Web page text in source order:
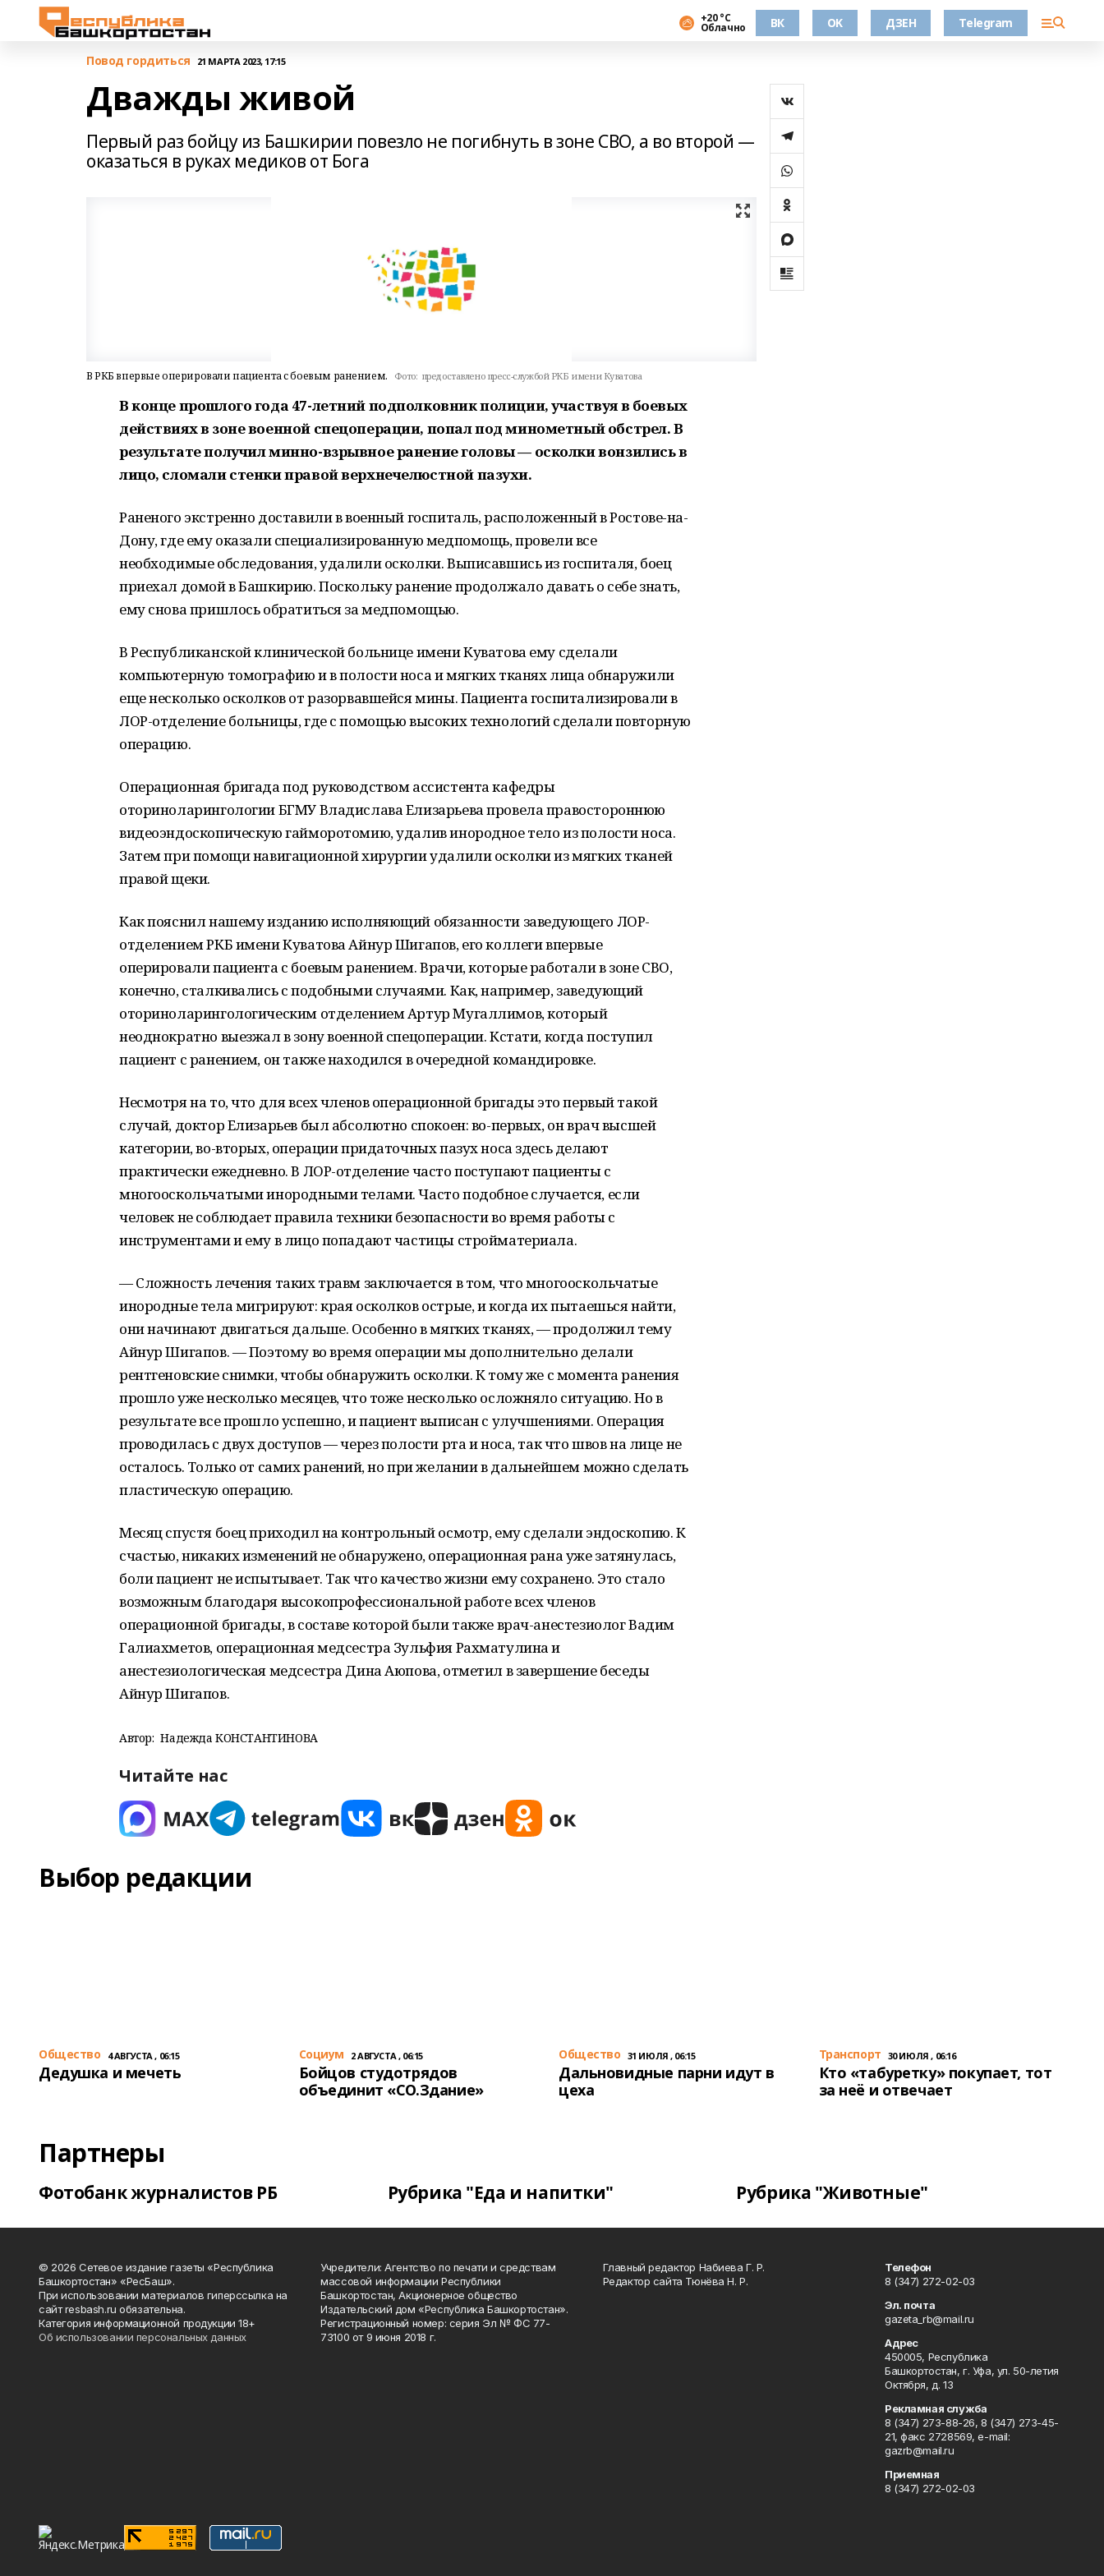
+20 °С
Облачно ВК OK ДЗЕН Telegram
Повод гордиться 21 МАРТА 2023, 17:15
Дважды живой
Первый раз бойцу из Башкирии повезло не погибнуть в зоне СВО, а во второй —
оказаться в руках медиков от Бога
В РКБ впервые оперировали пациента с боевым ранением. Фото: предоставлено пресс-службой РКБ имени Куватова
В конце прошлого года 47-летний подполковник полиции, участвуя в боевых
действиях в зоне военной спецоперации, попал под минометный обстрел. В
результате получил минно-взрывное ранение головы — осколки вонзились в
лицо, сломали стенки правой верхнечелюстной пазухи.
Раненого экстренно доставили в военный госпиталь, расположенный в Ростове-на-
Дону, где ему оказали специализированную медпомощь, провели все
необходимые обследования, удалили осколки. Выписавшись из госпиталя, боец
приехал домой в Башкирию. Поскольку ранение продолжало давать о себе знать,
ему снова пришлось обратиться за медпомощью.
В Республиканской клинической больнице имени Куватова ему сделали
компьютерную томографию и в полости носа и мягких тканях лица обнаружили
еще несколько осколков от разорвавшейся мины. Пациента госпитализировали в
ЛОР-отделение больницы, где с помощью высоких технологий сделали повторную
операцию.
Операционная бригада под руководством ассистента кафедры
оториноларингологии БГМУ Владислава Елизарьева провела правостороннюю
видеоэндоскопическую гайморотомию, удалив инородное тело из полости носа.
Затем при помощи навигационной хирургии удалили осколки из мягких тканей
правой щеки.
Как пояснил нашему изданию исполняющий обязанности заведующего ЛОР-
отделением РКБ имени Куватова Айнур Шигапов, его коллеги впервые
оперировали пациента с боевым ранением. Врачи, которые работали в зоне СВО,
конечно, сталкивались с подобными случаями. Как, например, заведующий
оториноларингологическим отделением Артур Мугаллимов, который
неоднократно выезжал в зону военной спецоперации. Кстати, когда поступил
пациент с ранением, он также находился в очередной командировке.
Несмотря на то, что для всех членов операционной бригады это первый такой
случай, доктор Елизарьев был абсолютно спокоен: во-первых, он врач высшей
категории, во-вторых, операции придаточных пазух носа здесь делают
практически ежедневно. В ЛОР-отделение часто поступают пациенты с
многооскольчатыми инородными телами. Часто подобное случается, если
человек не соблюдает правила техники безопасности во время работы с
инструментами и ему в лицо попадают частицы стройматериала.
— Сложность лечения таких травм заключается в том, что многооскольчатые
инородные тела мигрируют: края осколков острые, и когда их пытаешься найти,
они начинают двигаться дальше. Особенно в мягких тканях, — продолжил тему
Айнур Шигапов. — Поэтому во время операции мы дополнительно делали
рентгеновские снимки, чтобы обнаружить осколки. К тому же с момента ранения
прошло уже несколько месяцев, что тоже несколько осложняло ситуацию. Но в
результате все прошло успешно, и пациент выписан с улучшениями. Операция
проводилась с двух доступов — через полости рта и носа, так что швов на лице не
осталось. Только от самих ранений, но при желании в дальнейшем можно сделать
пластическую операцию.
Месяц спустя боец приходил на контрольный осмотр, ему сделали эндоскопию. К
счастью, никаких изменений не обнаружено, операционная рана уже затянулась,
боли пациент не испытывает. Так что качество жизни ему сохранено. Это стало
возможным благодаря высокопрофессиональной работе всех членов
операционной бригады, в составе которой были также врач-анестезиолог Вадим
Галиахметов, операционная медсестра Зульфия Рахматулина и
анестезиологическая медсестра Дина Аюпова, отметил в завершение беседы
Айнур Шигапов.
Автор: Надежда КОНСТАНТИНОВА
Читайте нас
Выбор редакции
Общество 4 АВГУСТА , 06:15
Дедушка и мечеть
Cоциум 2 АВГУСТА , 06:15
Бойцов студотрядов
объединит «СО.Здание»
Общество 31 ИЮЛЯ , 06:15
Дальновидные парни идут в
цеха
Транспорт 30 ИЮЛЯ , 06:16
Кто «табуретку» покупает, тот
за неё и отвечает
Партнеры
Фотобанк журналистов РБ Рубрика "Еда и напитки" Рубрика "Животные"
© 2026 Сетевое издание газеты «Республика
Башкортостан» «РесБаш».
При использовании материалов гиперссылка на
сайт resbash.ru обязательна.
Категория информационной продукции 18+
Об использовании персональных данных
Учредители: Агентство по печати и средствам
массовой информации Республики
Башкортостан, Акционерное общество
Издательский дом «Республика Башкортостан».
Регистрационный номер: серия Эл № ФС 77-
73100 от 9 июня 2018 г.
Главный редактор Набиева Г. Р.
Редактор сайта Тюнёва Н. Р.
Телефон
8 (347) 272-02-03
Эл. почта
gazeta_rb@mail.ru
Адрес
450005, Республика
Башкортостан, г. Уфа, ул. 50-летия
Октября, д. 13
Рекламная служба
8 (347) 273-88-26, 8 (347) 273-45-
21, факс 2728569, e-mail:
gazrb@mail.ru
Приемная
8 (347) 272-02-03